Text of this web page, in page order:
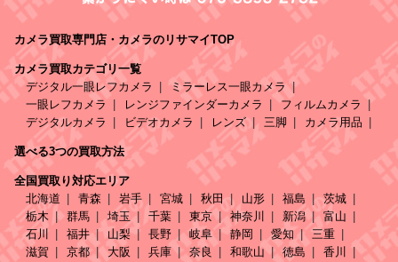
カメラ買取専門店・カメラのリサマイTOP
カメラ買取カテゴリ一覧
デジタル一眼レフカメラ
ミラーレス一眼カメラ
一眼レフカメラ
レンジファインダーカメラ
フィルムカメラ
デジタルカメラ
ビデオカメラ レンズ 三脚 カメラ用品
選べる3つの買取方法
全国買取り対応エリア
北海道
青森 岩手 宮城 秋田 山形 福島
茨城
栃木
群馬 埼玉 千葉 東京 神奈川 新潟
富山
石川
福井 山梨 長野 岐阜 静岡 愛知
三重
滋賀
京都 大阪 兵庫 奈良 和歌山 徳島
香川